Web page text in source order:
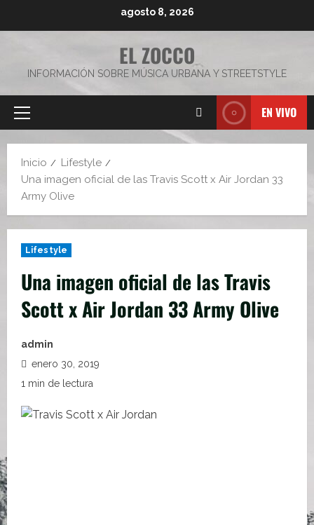
agosto 8, 2026
EL ZOCCO
INFORMACIÓN SOBRE MÚSICA URBANA Y STREETSTYLE
Menú
EN VIVO
Inicio
Lifestyle
Una imagen oficial de las Travis Scott x Air Jordan 33
Army Olive
Lifestyle
Una imagen oficial de las Travis
Scott x Air Jordan 33 Army Olive
admin
enero 30, 2019
1 min de lectura